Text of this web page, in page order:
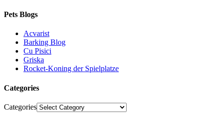
Pets Blogs
Acvarist
Barking Blog
Cu Pisici
Griska
Rocket-Koning der Spielplatze
Categories
Categories